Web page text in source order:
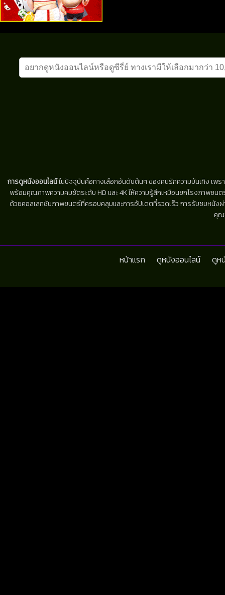
การดูหนังออนไลน์ในปัจจุบันคือทางเลือกอันดับต้นๆ ของคนรักความบันเทิง เพร
พร้อมคุณภาพความคมชัดระดับ HD และ 4K ให้ความรู้สึกเหมือนยกโรงภาพยน
ด้วยคอลเลกชันภาพยนตร์ที่ครอบคลุมและการอัปเดตที่รวดเร็ว การรับชมหนัง
คุณ
หน้าแรก ดูหนังออนไลน์ ดูห